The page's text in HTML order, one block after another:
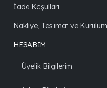
İade Koşulları
Nakliye, Teslimat ve Kurulum
HESABIM
Üyelik Bilgilerim